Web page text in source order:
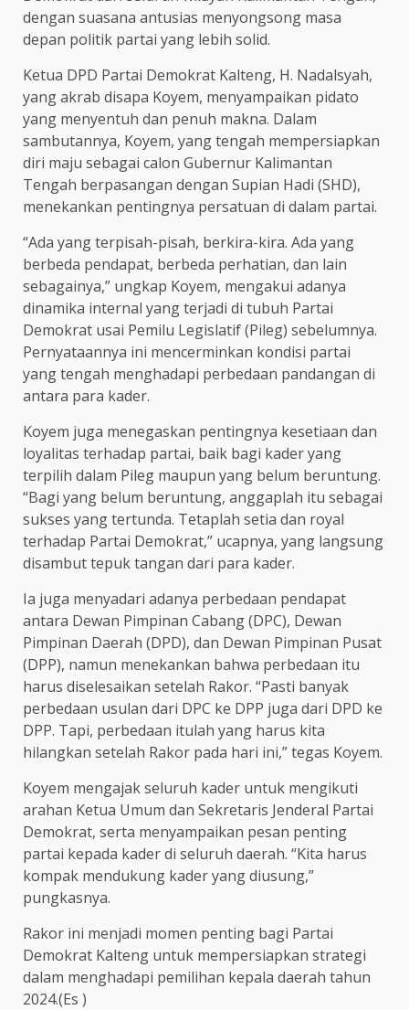
dengan suasana antusias menyongsong masa
depan politik partai yang lebih solid.
Ketua DPD Partai Demokrat Kalteng, H. Nadalsyah,
yang akrab disapa Koyem, menyampaikan pidato
yang menyentuh dan penuh makna. Dalam
sambutannya, Koyem, yang tengah mempersiapkan
diri maju sebagai calon Gubernur Kalimantan
Tengah berpasangan dengan Supian Hadi (SHD),
menekankan pentingnya persatuan di dalam partai.
“Ada yang terpisah-pisah, berkira-kira. Ada yang
berbeda pendapat, berbeda perhatian, dan lain
sebagainya,” ungkap Koyem, mengakui adanya
dinamika internal yang terjadi di tubuh Partai
Demokrat usai Pemilu Legislatif (Pileg) sebelumnya.
Pernyataannya ini mencerminkan kondisi partai
yang tengah menghadapi perbedaan pandangan di
antara para kader.
Koyem juga menegaskan pentingnya kesetiaan dan
loyalitas terhadap partai, baik bagi kader yang
terpilih dalam Pileg maupun yang belum beruntung.
“Bagi yang belum beruntung, anggaplah itu sebagai
sukses yang tertunda. Tetaplah setia dan royal
terhadap Partai Demokrat,” ucapnya, yang langsung
disambut tepuk tangan dari para kader.
Ia juga menyadari adanya perbedaan pendapat
antara Dewan Pimpinan Cabang (DPC), Dewan
Pimpinan Daerah (DPD), dan Dewan Pimpinan Pusat
(DPP), namun menekankan bahwa perbedaan itu
harus diselesaikan setelah Rakor. “Pasti banyak
perbedaan usulan dari DPC ke DPP juga dari DPD ke
DPP. Tapi, perbedaan itulah yang harus kita
hilangkan setelah Rakor pada hari ini,” tegas Koyem.
Koyem mengajak seluruh kader untuk mengikuti
arahan Ketua Umum dan Sekretaris Jenderal Partai
Demokrat, serta menyampaikan pesan penting
partai kepada kader di seluruh daerah. “Kita harus
kompak mendukung kader yang diusung,”
pungkasnya.
Rakor ini menjadi momen penting bagi Partai
Demokrat Kalteng untuk mempersiapkan strategi
dalam menghadapi pemilihan kepala daerah tahun
2024.(Es )